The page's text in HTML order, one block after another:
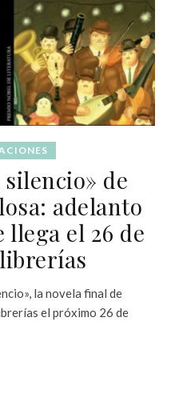
de
adelanto
llega el 26 de
la novela final de
el próximo 26 de